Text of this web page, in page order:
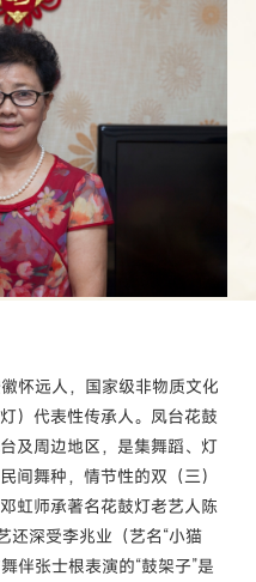
怀远人，国家级非物质文化
）代表性传承人。凤台花鼓
及周边地区，是集舞蹈、灯
间舞种，情节性的双（三）
虹师承著名花鼓灯老艺人陈
还深受李兆业（艺名“小猫
伴张士根表演的“鼓架子”是